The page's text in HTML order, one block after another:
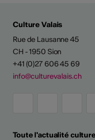
Culture Valais
Rue de Lausanne 45
CH - 1950 Sion
+41 (0)27 606 45 69
info@culturevalais.ch
Toute l'actualité